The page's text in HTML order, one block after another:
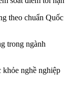
theo chuẩn Quốc
trong ngành
khỏe nghề nghiệp